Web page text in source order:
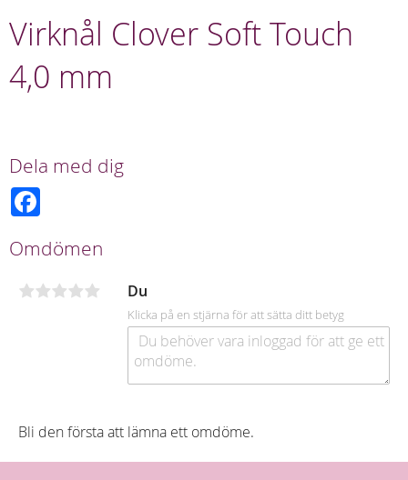
Virknål Clover Soft Touch
4,0 mm
Dela med dig
b
o
k
Omdömen
Du
Klicka på en stjärna för att sätta ditt betyg
Bli den första att lämna ett omdöme.